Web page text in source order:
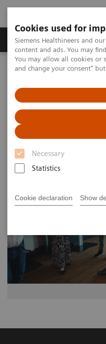
Cookies used for
Siemens Healthineers and
content and ads. You may
You may allow all cookies or
and change your consent"
Necessary
Statistics
Cookie declaration Show
Ürün ve Hizmetler
Siemens Healthineers Türkiye
MI World Summit 2026
Image 66